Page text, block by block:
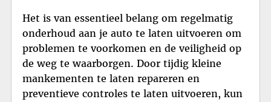
Het is van essentieel belang om regelmatig
onderhoud aan je auto te laten uitvoeren om
problemen te voorkomen en de veiligheid op
de weg te waarborgen. Door tijdig kleine
mankementen te laten repareren en
preventieve controles te laten uitvoeren, kun